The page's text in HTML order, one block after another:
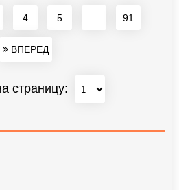
4 5 91
ВПЕРЕД
страницу: